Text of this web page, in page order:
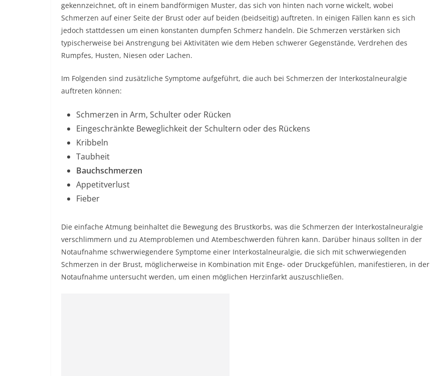
gekennzeichnet, oft in einem bandförmigen Muster, das sich von hinten nach vorne wickelt, wobei
Schmerzen auf einer Seite der Brust oder auf beiden (beidseitig) auftreten. In einigen Fällen kann es sich
jedoch stattdessen um einen konstanten dumpfen Schmerz handeln. Die Schmerzen verstärken sich
typischerweise bei Anstrengung bei Aktivitäten wie dem Heben schwerer Gegenstände, Verdrehen des
Rumpfes, Husten, Niesen oder Lachen.
Im Folgenden sind zusätzliche Symptome aufgeführt, die auch bei Schmerzen der Interkostalneuralgie
auftreten können:
Schmerzen in Arm, Schulter oder Rücken
Eingeschränkte Beweglichkeit der Schultern oder des Rückens
Kribbeln
Taubheit
Bauchschmerzen
Appetitverlust
Fieber
Die einfache Atmung beinhaltet die Bewegung des Brustkorbs, was die Schmerzen der Interkostalneuralgie
verschlimmern und zu Atemproblemen und Atembeschwerden führen kann. Darüber hinaus sollten in der
Notaufnahme schwerwiegendere Symptome einer Interkostalneuralgie, die sich mit schwerwiegenden
Schmerzen in der Brust, möglicherweise in Kombination mit Enge- oder Druckgefühlen, manifestieren, in der
Notaufnahme untersucht werden, um einen möglichen Herzinfarkt auszuschließen.